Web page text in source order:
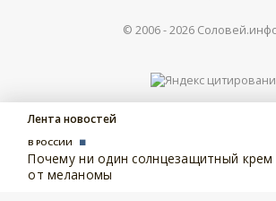
Лента новостей
В РОССИИ
Почему ни один солнцезащитный
от меланомы
© 2006 -2026